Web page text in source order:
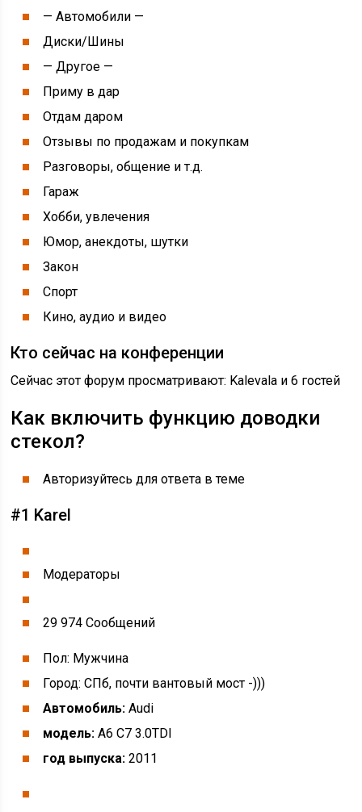
— Автомобили —
Диски/Шины
— Другое —
Приму в дар
Отдам даром
Отзывы по продажам и покупкам
Разговоры, общение и т.д.
Гараж
Хобби, увлечения
Юмор, анекдоты, шутки
Закон
Спорт
Кино, аудио и видео
Кто сейчас на конференции
Сейчас этот форум просматривают: Kalevala и 6 гостей
Как включить функцию доводки
стекол?
Авторизуйтесь для ответа в теме
#1 Karel
Модераторы
29 974 Cообщений
Пол: Мужчина
Город: СПб, почти вантовый мост -)))
Автомобиль: Audi
модель: A6 C7 3.0TDI
год выпуска: 2011